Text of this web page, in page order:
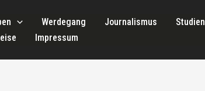
Werdegang Journalismus Studien
Impressum